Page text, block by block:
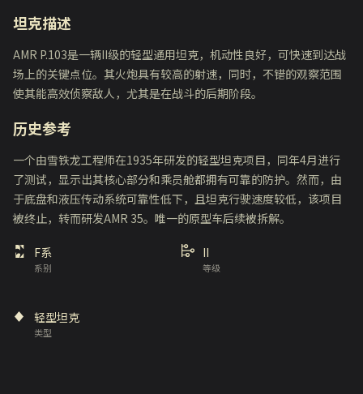
坦克描述
AMR P.103是一辆II级的轻型通用坦克，机动性良好，可快速到达战
场上的关键点位。其火炮具有较高的射速，同时，不错的观察范围
使其能高效侦察敌人，尤其是在战斗的后期阶段。
历史参考
一个由雪铁龙工程师在1935年研发的轻型坦克项目，同年4月进行
了测试，显示出其核心部分和乘员舱都拥有可靠的防护。然而，由
于底盘和液压传动系统可靠性低下，且坦克行驶速度较低，该项目
被终止，转而研发AMR 35。唯一的原型车后续被拆解。
系别
F系
等级
II
类型
轻型坦克